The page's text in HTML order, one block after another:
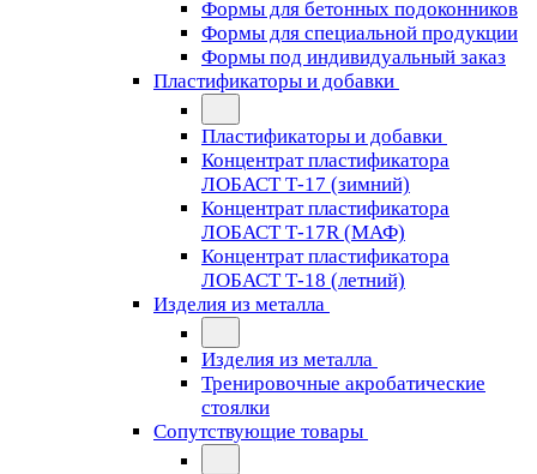
Формы для бетонных подоконников
Формы для специальной продукции
Формы под индивидуальный заказ
Пластификаторы и добавки
Пластификаторы и добавки
Концентрат пластификатора
ЛОБАСТ Т-17 (зимний)
Концентрат пластификатора
ЛОБАСТ Т-17R (МАФ)
Концентрат пластификатора
ЛОБАСТ Т-18 (летний)
Изделия из металла
Изделия из металла
Тренировочные акробатические
стоялки
Сопутствующие товары